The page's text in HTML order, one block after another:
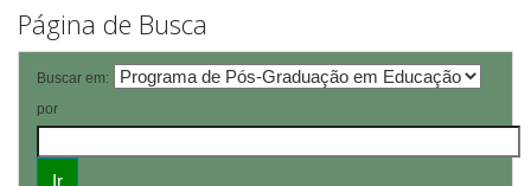
Página de Busca
Buscar em:
por